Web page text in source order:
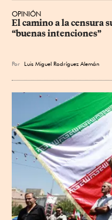
OPINIÓN
El camino a la censura
“buenas intenciones”
Por Luis Miguel Rodríguez Alemán